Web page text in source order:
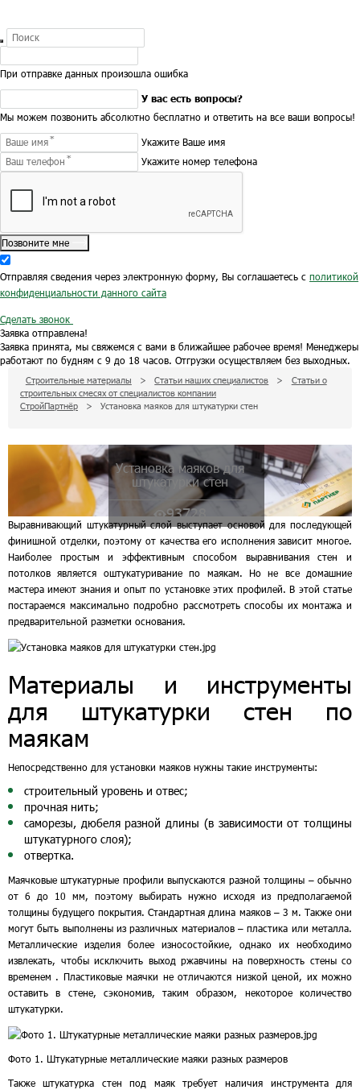
При отправке данных произошла ошибка
У вас есть вопросы?
Мы можем позвонить абсолютно бесплатно и ответить на все ваши вопросы!
Укажите Ваше имя
Укажите номер телефона
Позвоните мне
Отправляя сведения через электронную форму, Вы соглашаетесь с политикой
конфиденциальности данного сайта
Сделать звонок
Заявка отправлена!
Заявка принята, мы свяжемся с вами в ближайшее рабочее время! Менеджеры
работают по будням с 9 до 18 часов. Отгрузки осуществляем без выходных.
Строительные материалы > Статьи наших специалистов >
Статьи о
строительных смесях от специалистов компании
СтройПартнёр
> Установка маяков для штукатурки стен
Установка маяков для
штукатурки стен
93728
Выравнивающий штукатурный слой выступает основой для последующей
финишной отделки, поэтому от качества его исполнения зависит многое.
Наиболее простым и эффективным способом выравнивания стен и
потолков является оштукатуривание по маякам. Но не все домашние
мастера имеют знания и опыт по установке этих профилей. В этой статье
постараемся максимально подробно рассмотреть способы их монтажа и
предварительной разметки основания.
Материалы и инструменты
для штукатурки стен по
маякам
Непосредственно для установки маяков нужны такие инструменты:
строительный уровень и отвес;
прочная нить;
саморезы, дюбеля разной длины (в зависимости от толщины
штукатурного слоя);
отвертка.
Маячковые штукатурные профили выпускаются разной толщины – обычно
от 6 до 10 мм, поэтому выбирать нужно исходя из предполагаемой
толщины будущего покрытия. Стандартная длина маяков – 3 м. Также они
могут быть выполнены из различных материалов – пластика или металла.
Металлические изделия более износостойкие, однако их необходимо
извлекать, чтобы исключить выход ржавчины на поверхность стены со
временем . Пластиковые маячки не отличаются низкой ценой, их можно
оставить в стене, сэкономив, таким образом, некоторое количество
штукатурки.
Фото 1. Штукатурные металлические маяки разных размеров
Также штукатурка стен под маяк требует наличия инструмента для